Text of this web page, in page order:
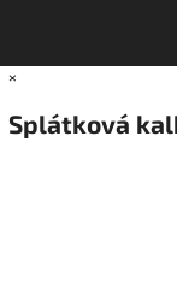
×
Splátková